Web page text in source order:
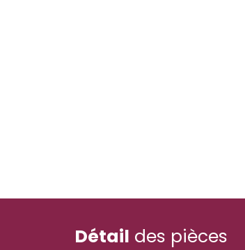
Détail des pièces